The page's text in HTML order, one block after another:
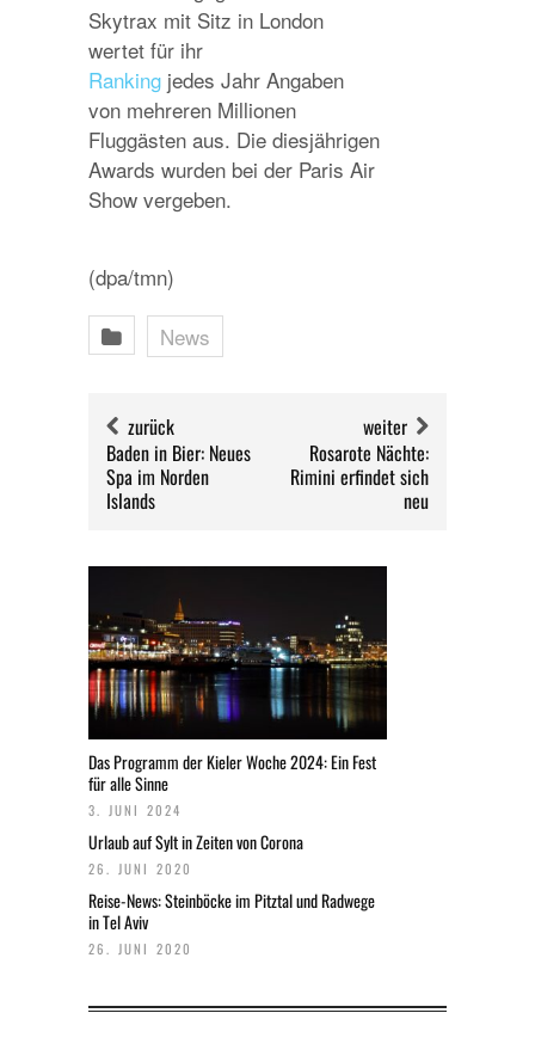
Skytrax mit Sitz in London
wertet für ihr
Ranking jedes Jahr Angaben
von mehreren Millionen
Fluggästen aus. Die diesjährigen
Awards wurden bei der Paris Air
Show vergeben.
(dpa/tmn)
News
zurück
Baden in Bier: Neues
Spa im Norden
Islands
weiter
Rosarote Nächte:
Rimini erfindet sich
neu
Das Programm der Kieler Woche 2024: Ein Fest
für alle Sinne
3. JUNI 2024
Urlaub auf Sylt in Zeiten von Corona
26. JUNI 2020
Reise-News: Steinböcke im Pitztal und Radwege
in Tel Aviv
26. JUNI 2020